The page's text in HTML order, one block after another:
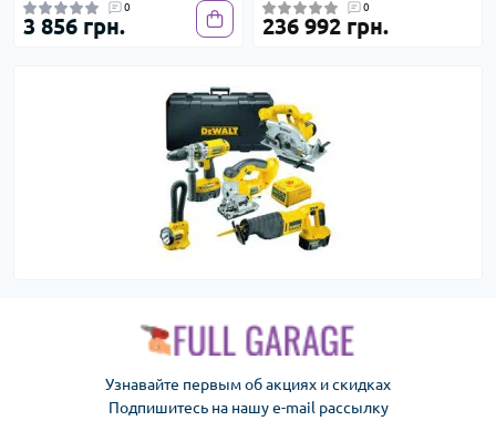
0
3 856 грн.
0
236 992 грн.
Узнавайте первым об акциях и скидках
Подпишитесь на нашу e-mail рассылку